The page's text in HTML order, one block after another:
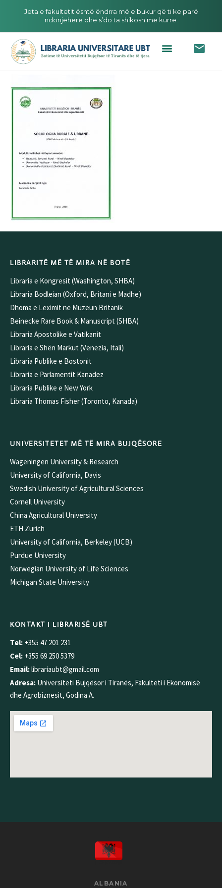
Jeta e fakultetit është ëndrra më e bukur që ti ke parë
ndonjëherë dhe s’do ta shikosh më kurrë.
LIBRARITË MË TË MIRA NË BOTË
Libraria e Kongresit (Washington, SHBA)
Libraria Bodleian (Oxford, Britani e Madhe)
Dhoma e Leximit në Muzeun Britanik
Beinecke Rare Book & Manuscript (SHBA)
Libraria Apostolike e Vatikanit
Libraria e Shën Markut (Venezia, Itali)
Libraria Publike e Bostonit
Libraria e Parlamentit Kanadez
Libraria Publike e New York
Libraria Thomas Fisher (Toronto, Kanada)
UNIVERSITETET MË TË MIRA BUJQËSORE
Wageningen University & Research
University of California, Davis
Swedish University of Agricultural Sciences
Cornell University
China Agricultural University
ETH Zurich
University of California, Berkeley (UCB)
Purdue University
Norwegian University of Life Sciences
Michigan State University
KONTAKT I LIBRARISË UBT
Tel: +355 47 201 231
Cel: +355 69 250 5379
Email:librariaubt@gmail.com
Adresa: Universiteti Bujqësor i Tiranës, Fakulteti i Ekonomisë
dhe Agrobiznesit, Godina A.
ALBANIA